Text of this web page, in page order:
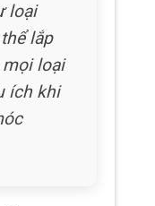
loại
lắp
loại
ích khi